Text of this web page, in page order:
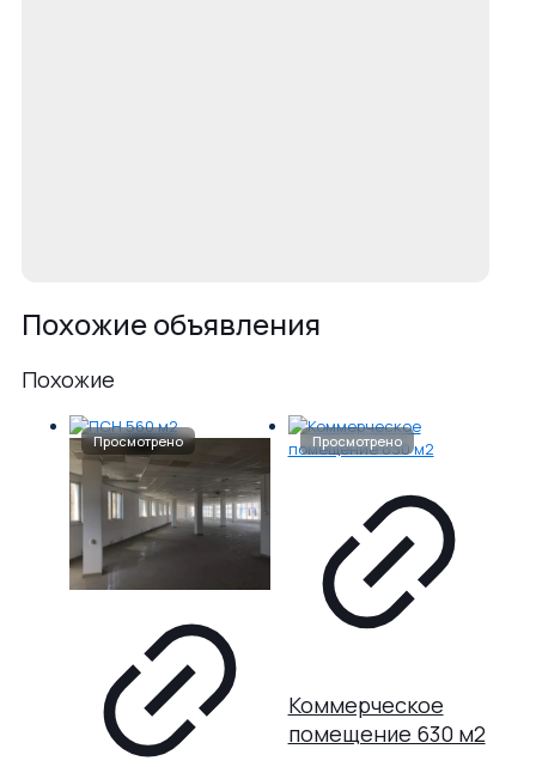
Похожие объявления
Похожие
Коммерческое
помещение 630 м2